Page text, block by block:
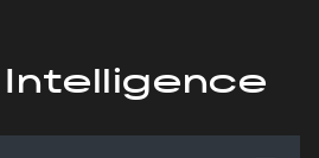
Intelligence